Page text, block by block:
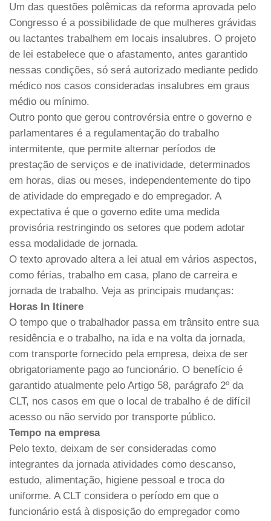
Um das questões polêmicas da reforma aprovada pelo
Congresso é a possibilidade de que mulheres grávidas
ou lactantes trabalhem em locais insalubres. O projeto
de lei estabelece que o afastamento, antes garantido
nessas condições, só será autorizado mediante pedido
médico nos casos consideradas insalubres em graus
médio ou mínimo.
Outro ponto que gerou controvérsia entre o governo e
parlamentares é a regulamentação do trabalho
intermitente, que permite alternar períodos de
prestação de serviços e de inatividade, determinados
em horas, dias ou meses, independentemente do tipo
de atividade do empregado e do empregador. A
expectativa é que o governo edite uma medida
provisória restringindo os setores que podem adotar
essa modalidade de jornada.
O texto aprovado altera a lei atual em vários aspectos,
como férias, trabalho em casa, plano de carreira e
jornada de trabalho. Veja as principais mudanças:
Horas In Itinere
O tempo que o trabalhador passa em trânsito entre sua
residência e o trabalho, na ida e na volta da jornada,
com transporte fornecido pela empresa, deixa de ser
obrigatoriamente pago ao funcionário. O benefício é
garantido atualmente pelo Artigo 58, parágrafo 2º da
CLT, nos casos em que o local de trabalho é de difícil
acesso ou não servido por transporte público.
Tempo na empresa
Pelo texto, deixam de ser consideradas como
integrantes da jornada atividades como descanso,
estudo, alimentação, higiene pessoal e troca do
uniforme. A CLT considera o período em que o
funcionário está à disposição do empregador como